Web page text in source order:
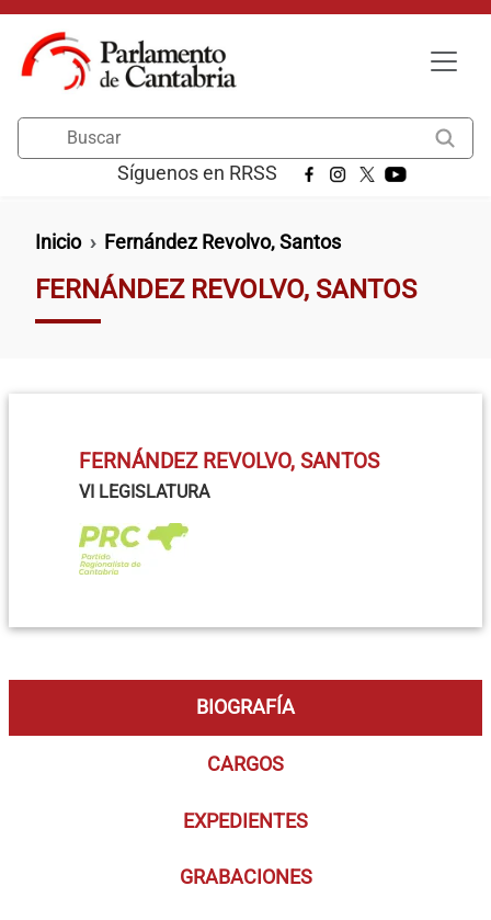
Pasar al contenido principal
Síguenos en RRSS
Ruta de navegación
Inicio Fernández Revolvo, Santos
FERNÁNDEZ REVOLVO, SANTOS
FERNÁNDEZ REVOLVO, SANTOS
VI LEGISLATURA
BIOGRAFÍA
CARGOS
EXPEDIENTES
GRABACIONES